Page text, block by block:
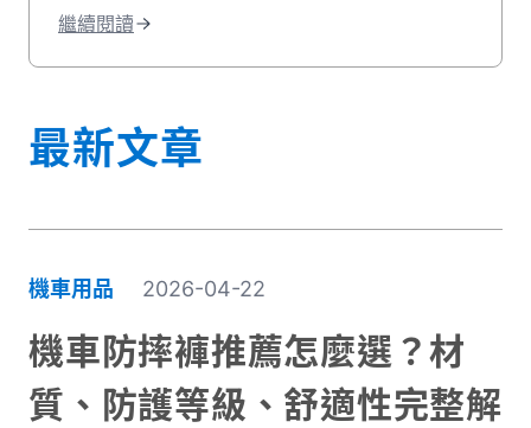
你！
繼續閱讀
最新文章
機車用品 2026-04-22
機車防摔褲推薦怎麼選？材
質、防護等級、舒適性完整解